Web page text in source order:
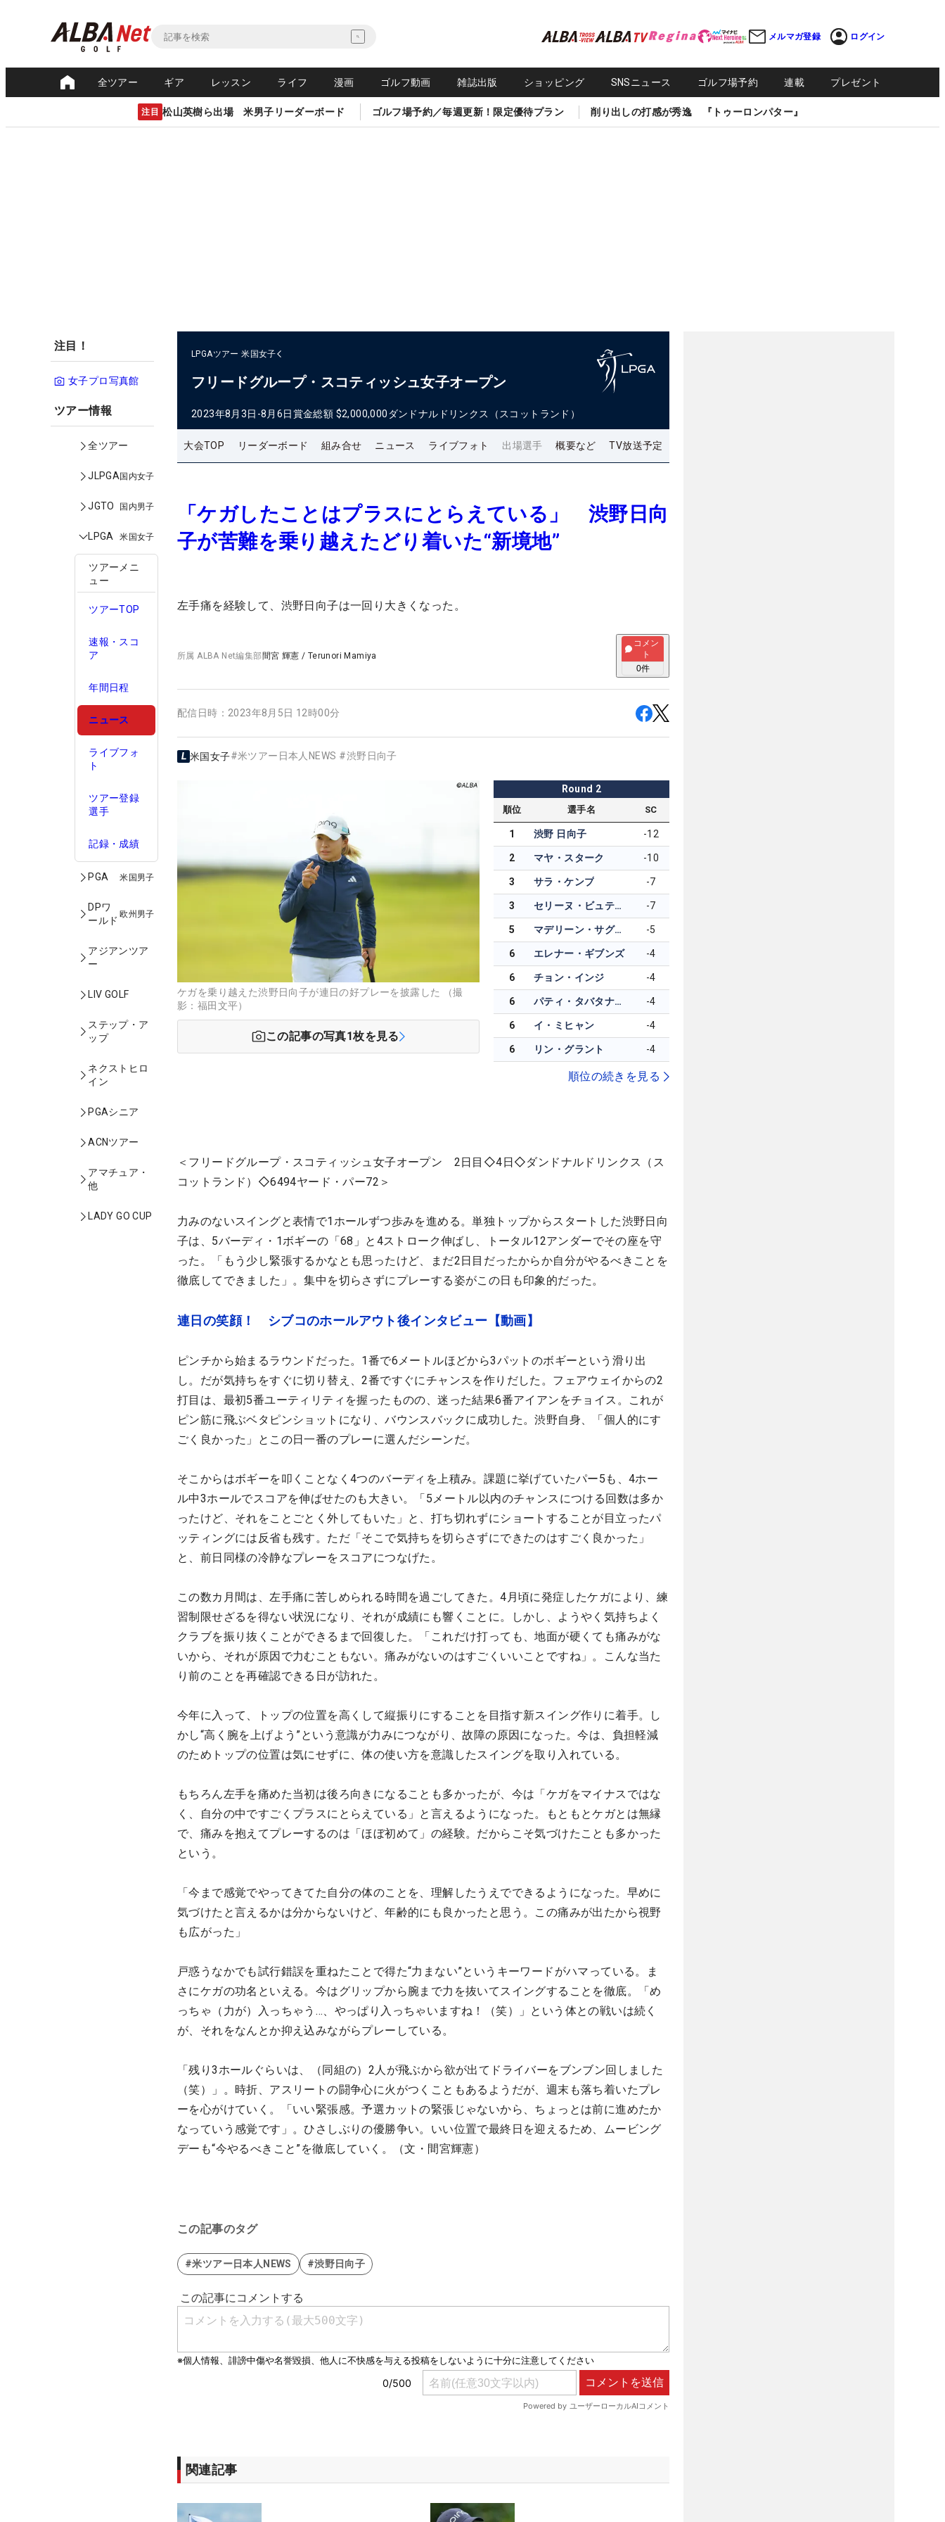
メルマガ登録 ログイン
全ツアー ギア レッスン ライフ 漫画 ゴルフ動画 雑誌出版 ショッピング SNSニュース ゴルフ場予約 連載 プレゼント
注目 松山英樹ら出場 米男子リーダーボード ゴルフ場予約／毎週更新！限定優待プラン 削り出しの打感が秀逸 『トゥーロンパター』
注目！
女子プロ写真館
ツアー情報
全ツアー
JLPGA国内女子
JGTO 国内男子
LPGA 米国女子
ツアーメニ
ュー
ツアーTOP
速報・スコ
ア
年間日程
ニュース
ライブフォ
ト
ツアー登録
選手
記録・成績
PGA 米国男子
DPワ
ールド
欧州男子
アジアンツア
ー
LIV GOLF
ステップ・ア
ップ
ネクストヒロ
イン
PGAシニア
ACNツアー
アマチュア・
他
LADY GO CUP
LPGAツアー 米国女子
フリードグループ・スコティッシュ女子オープン
2023年8月3日-8月6日賞金総額 $2,000,000 ダンドナルドリンクス（スコットランド）
大会TOP リーダーボード 組み合せ ニュース ライブフォト 出場選手 概要など TV放送予定
「ケガしたことはプラスにとらえている」 渋野日向
子が苦難を乗り越えたどり着いた“新境地”
左手痛を経験して、渋野日向子は一回り大きくなった。
所属ALBA Net編集部間宮 輝憲 / Terunori Mamiya
コメン
ト
0件
配信日時： 2023年8月5日 12時00分
米国女子#米ツアー日本人NEWS #渋野日向子
ケガを乗り越えた渋野日向子が連日の好プレーを披露した （撮
影：福田文平）
この記事の写真1枚を見る
Round 2
順位 選手名 SC
1 渋野 日向子 -12
2 マヤ・スターク -10
3 サラ・ケンプ -7
3 セリーヌ・ビュティエ -7
5 マデリーン・サグストロム -5
6 エレナー・ギブンズ -4
6 チョン・インジ -4
6 パティ・タバタナキト -4
6 イ・ミヒャン -4
6 リン・グラント -4
順位の続きを見る
＜フリードグループ・スコティッシュ女子オープン 2日目◇4日◇ダンドナルドリンクス（ス
コットランド）◇6494ヤード・パー72＞
力みのないスイングと表情で1ホールずつ歩みを進める。単独トップからスタートした渋野日向
子は、5バーディ・1ボギーの「68」と4ストローク伸ばし、トータル12アンダーでその座を守
った。「もう少し緊張するかなとも思ったけど、まだ2日目だったからか自分がやるべきことを
徹底してできました」。集中を切らさずにプレーする姿がこの日も印象的だった。
連日の笑顔！ シブコのホールアウト後インタビュー【動画】
ピンチから始まるラウンドだった。1番で6メートルほどから3パットのボギーという滑り出
し。だが気持ちをすぐに切り替え、2番ですぐにチャンスを作りだした。フェアウェイからの2
打目は、最初5番ユーティリティを握ったものの、迷った結果6番アイアンをチョイス。これが
ピン筋に飛ぶベタピンショットになり、バウンスバックに成功した。渋野自身、「個人的にす
ごく良かった」とこの日一番のプレーに選んだシーンだ。
そこからはボギーを叩くことなく4つのバーディを上積み。課題に挙げていたパー5も、4ホー
ル中3ホールでスコアを伸ばせたのも大きい。「5メートル以内のチャンスにつける回数は多か
ったけど、それをことごとく外してもいた」と、打ち切れずにショートすることが目立ったパ
ッティングには反省も残す。ただ「そこで気持ちを切らさずにできたのはすごく良かった」
と、前日同様の冷静なプレーをスコアにつなげた。
この数カ月間は、左手痛に苦しめられる時間を過ごしてきた。4月頃に発症したケガにより、練
習制限せざるを得ない状況になり、それが成績にも響くことに。しかし、ようやく気持ちよく
クラブを振り抜くことができるまで回復した。「これだけ打っても、地面が硬くても痛みがな
いから、それが原因で力むこともない。痛みがないのはすごくいいことですね」。こんな当た
り前のことを再確認できる日が訪れた。
今年に入って、トップの位置を高くして縦振りにすることを目指す新スイング作りに着手。し
かし“高く腕を上げよう”という意識が力みにつながり、故障の原因になった。今は、負担軽減
のためトップの位置は気にせずに、体の使い方を意識したスイングを取り入れている。
もちろん左手を痛めた当初は後ろ向きになることも多かったが、今は「ケガをマイナスではな
く、自分の中ですごくプラスにとらえている」と言えるようになった。もともとケガとは無縁
で、痛みを抱えてプレーするのは「ほぼ初めて」の経験。だからこそ気づけたことも多かった
という。
「今まで感覚でやってきてた自分の体のことを、理解したうえでできるようになった。早めに
気づけたと言えるかは分からないけど、年齢的にも良かったと思う。この痛みが出たから視野
も広がった」
戸惑うなかでも試行錯誤を重ねたことで得た“力まない”というキーワードがハマっている。ま
さにケガの功名といえる。今はグリップから腕まで力を抜いてスイングすることを徹底。「め
っちゃ（力が）入っちゃう…、やっぱり入っちゃいますね！（笑）」という体との戦いは続く
が、それをなんとか抑え込みながらプレーしている。
「残り3ホールぐらいは、（同組の）2人が飛ぶから欲が出てドライバーをブンブン回しました
（笑）」。時折、アスリートの闘争心に火がつくこともあるようだが、週末も落ち着いたプレ
ーを心がけていく。「いい緊張感。予選カットの緊張じゃないから、ちょっとは前に進めたか
なっていう感覚です」。ひさしぶりの優勝争い。いい位置で最終日を迎えるため、ムービング
デーも“今やるべきこと”を徹底していく。（文・間宮輝憲）
この記事のタグ
#米ツアー日本人NEWS #渋野日向子
関連記事